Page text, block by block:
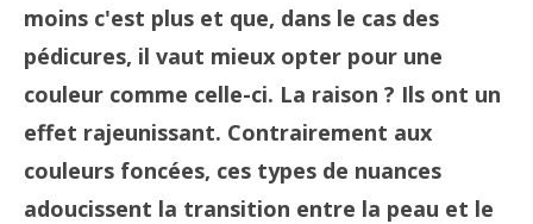
moins c'est plus et que, dans le cas des
pédicures, il vaut mieux opter pour une
couleur comme celle-ci. La raison ? Ils ont un
effet rajeunissant. Contrairement aux
couleurs foncées, ces types de nuances
adoucissent la transition entre la peau et le